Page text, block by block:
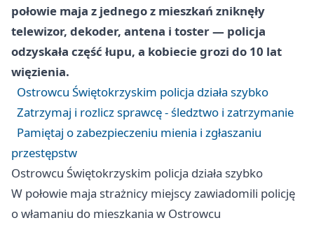
połowie maja z jednego z mieszkań zniknęły
telewizor, dekoder, antena i toster — policja
odzyskała część łupu, a kobiecie grozi do 10 lat
więzienia.
Ostrowcu Świętokrzyskim policja działa szybko
Zatrzymaj i rozlicz sprawcę - śledztwo i zatrzymanie
Pamiętaj o zabezpieczeniu mienia i zgłaszaniu
przestępstw
Ostrowcu Świętokrzyskim policja działa szybko
W połowie maja strażnicy miejscy zawiadomili policję
o włamaniu do mieszkania w Ostrowcu